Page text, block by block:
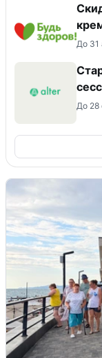
До 31
До 28